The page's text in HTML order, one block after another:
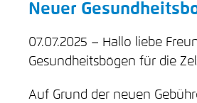
Neuer
07.07.2025
Hallo liebe
Gesundheitsbögen für die
Auf Grund der neuen